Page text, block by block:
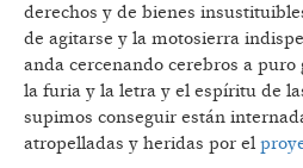
derechos y de bienes
de agitarse y la motosierra
anda cercenando cerebros a
la furia y la letra y el espíritu de
supimos conseguir están
atropelladas y heridas por el